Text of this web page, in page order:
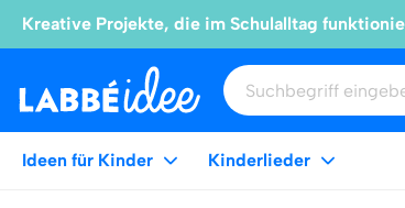
Kreative Projekte, die im Schulalltag
Ideen für Kinder Kinderlieder